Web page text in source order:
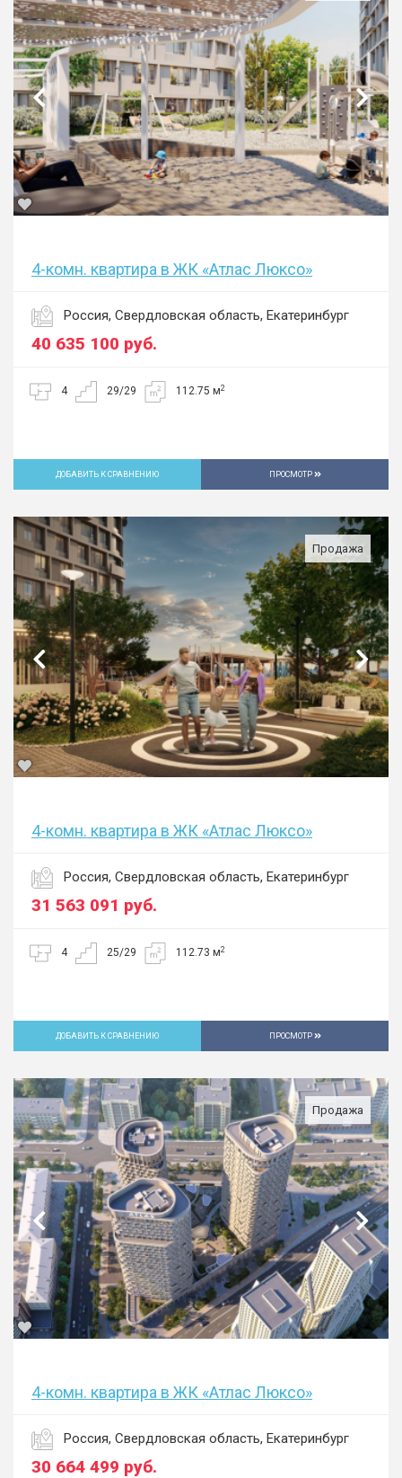
4-комн. квартира в ЖК «Атлас Люксо»
Россия, Свердловская область, Екатеринбург
40 635 100 руб.
4 29/29 112.75 м2
ДОБАВИТЬ К СРАВНЕНИЮ ПРОСМОТР
Продажа
4-комн. квартира в ЖК «Атлас Люксо»
Россия, Свердловская область, Екатеринбург
31 563 091 руб.
4 25/29 112.73 м2
ДОБАВИТЬ К СРАВНЕНИЮ ПРОСМОТР
Продажа
4-комн. квартира в ЖК «Атлас Люксо»
Россия, Свердловская область, Екатеринбург
30 664 499 руб.